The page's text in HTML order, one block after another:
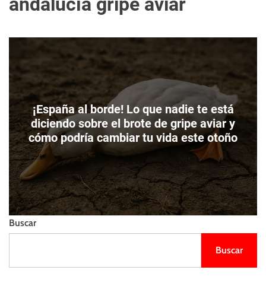
e
z
s
m
e
o
l
o
r
¡España al borde! Lo que nadie te está
diciendo sobre el brote de gripe aviar y
cómo podría cambiar tu vida este otoño
Buscar
Buscar